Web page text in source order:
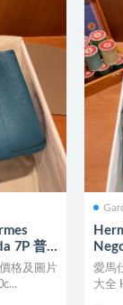
7P 普
格及圖片
綠
愛馬
大全